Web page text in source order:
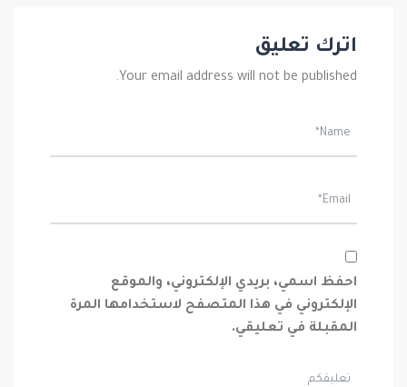
اترك تعليق
Your email address will not be published.
احفظ اسمي، بريدي الإلكتروني، والموقع
الإلكتروني في هذا المتصفح لاستخدامها المرة
المقبلة في تعليقي.